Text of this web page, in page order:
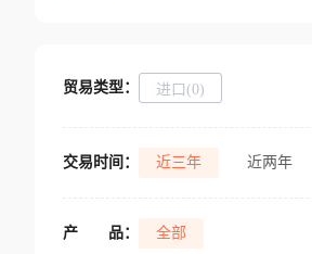
贸易类型： 进口(0)
交易时间： 近三年 近两年
产 品： 全部